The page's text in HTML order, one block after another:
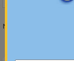
Näytetään tuotteet